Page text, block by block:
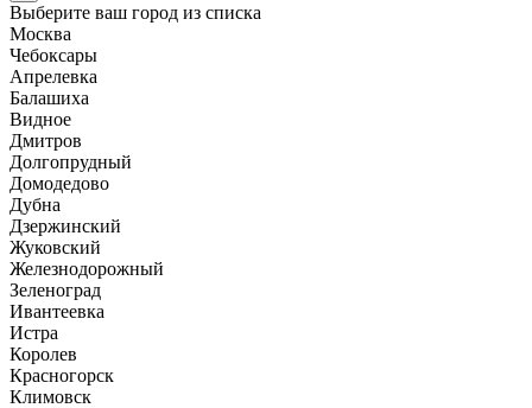
Выберите ваш город из списка
Москва
Чебоксары
Апрелевка
Балашиха
Видное
Дмитров
Долгопрудный
Домодедово
Дубна
Дзержинский
Жуковский
Железнодорожный
Зеленоград
Ивантеевка
Истра
Королев
Красногорск
Климовск